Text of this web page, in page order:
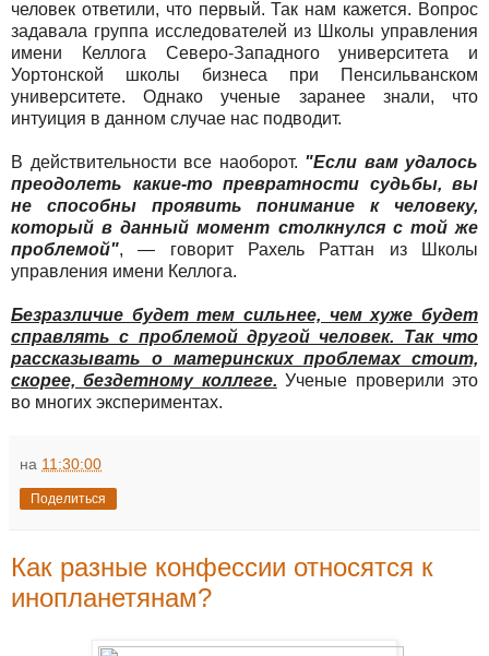
человек ответили, что первый. Так нам кажется. Вопрос
задавала группа исследователей из Школы управления
имени Келлога Северо-Западного университета и
Уортонской школы бизнеса при Пенсильванском
университете. Однако ученые заранее знали, что
интуиция в данном случае нас подводит.
В действительности все наоборот. "Если вам удалось
преодолеть какие-то превратности судьбы, вы
не способны проявить понимание к человеку,
который в данный момент столкнулся с той же
проблемой", — говорит Рахель Раттан из Школы
управления имени Келлога.
Безразличие будет тем сильнее, чем хуже будет
справлять с проблемой другой человек. Так что
рассказывать о материнских проблемах стоит,
скорее, бездетному коллеге. Ученые проверили это
во многих экспериментах.
на 11:30:00
Поделиться
Как разные конфессии относятся к
инопланетянам?